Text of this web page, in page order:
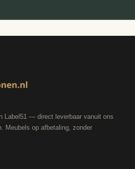
Label51 — direct leverbaar vanuit ons
Meubels op afbetaling, zonder